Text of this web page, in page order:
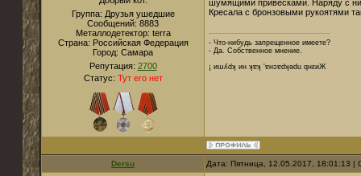
Группа: Друзья ушедшие
Сообщений: 8883
Металлодетектор: terra
Страна: Российская Федерация
Город: Cамара
Репутация: 2700
Статус: Тут его нет
шумящими привесками. Наряду с
Кресала с бронзовыми рукоятями
- Что-нибудь запрещенное имеете?
- Да. Собственное мнение.
¡ иɯʎdʞ ин ʞɐʞ 'ɐнɔɐdʞǝdu qнεиЖ
Dersu Дата: Пятница, 12.05.2017, 18:01:13